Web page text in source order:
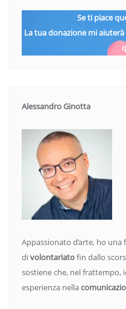
Se ti piace
La tua donazione mi
Alessandro Ginotta
Appassionato d’arte, ho
divolontariatofin dallo
sostiene che, nel frattempo,
esperienza nella